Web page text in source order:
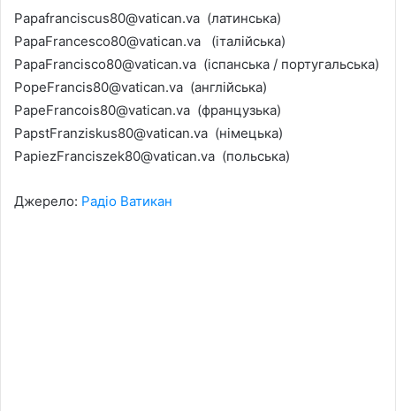
Papafranciscus80@vatican.va (латинська)
PapaFrancesco80@vatican.va (італійська)
PapaFrancisco80@vatican.va (іспанська / португальська)
PopeFrancis80@vatican.va (англійська)
PapeFrancois80@vatican.va (французька)
PapstFranziskus80@vatican.va (німецька)
PapiezFranciszek80@vatican.va (польська)
Джерело: Радіо Ватикан